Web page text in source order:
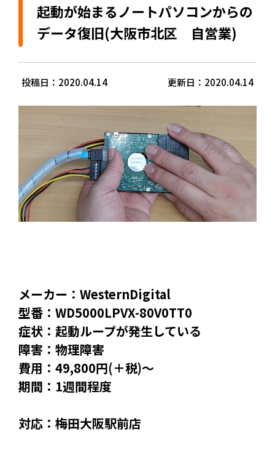
起動が始まるノートパソコンからの
データ復旧(大阪市北区 自営業)
投稿日：2020.04.14 更新日：2020.04.14
メーカー：WesternDigital
型番：WD5000LPVX-80V0TT0
症状：起動ループが発生している
障害：物理障害
費用：49,800円(＋税)～
期間：1週間程度
対応：梅田大阪駅前店